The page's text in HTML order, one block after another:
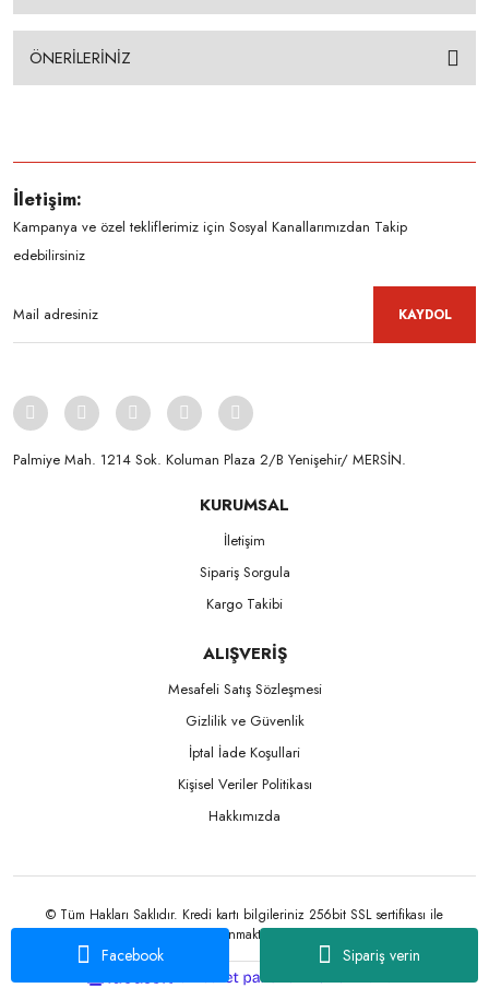
Sipariş verin
Facebook
ÖNERİLERİNİZ
İletişim:
Kampanya ve özel tekliflerimiz için Sosyal Kanallarımızdan Takip
edebilirsiniz
KAYDOL
Palmiye Mah. 1214 Sok. Koluman Plaza 2/B Yenişehir/ MERSİN.ㅤㅤㅤㅤㅤㅤㅤㅤㅤㅤㅤㅤㅤㅤㅤㅤㅤㅤㅤㅤㅤㅤㅤㅤㅤㅤㅤㅤㅤㅤㅤㅤㅤㅤㅤ ㅤㅤㅤㅤㅤㅤㅤㅤㅤㅤ
KURUMSAL
İletişim
Sipariş Sorgula
Kargo Takibi
ALIŞVERİŞ
Mesafeli Satış Sözleşmesi
Gizlilik ve Güvenlik
İptal İade Koşullari
Kişisel Veriler Politikası
Hakkımızda
© Tüm Hakları Saklıdır. Kredi kartı bilgileriniz 256bit SSL sertifikası ile
korunmaktadır.